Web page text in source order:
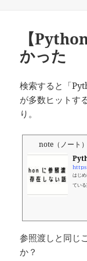
【
かった
検索すると「
が多数ヒットす
り。
note（ノート）
はじめに こんにちは。CREFIL の Manager の廣澤です
てい
す。
の引
参照渡しと同じ
か？